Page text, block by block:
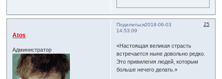
Поделиться 25
2018-06-03
14:53:09
Atos
Администратор
«Настоящая великая страсть
встречается ныне довольно редко.
Это привилегия людей, которым
больше нечего делать.»